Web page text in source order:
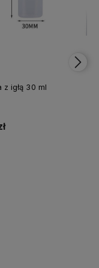
z igłą 30 ml